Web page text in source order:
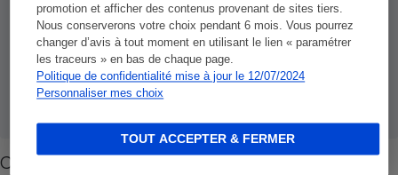
promotion et afficher des contenus provenant de sites tiers.
Nous conserverons votre choix pendant 6 mois. Vous pourrez
changer d’avis à tout moment en utilisant le lien « paramétrer
les traceurs » en bas de chaque page.
Politique de confidentialité mise à jour le 12/07/2024
Personnaliser mes choix
TOUT ACCEPTER & FERMER
Chocolat noir - On risque d'être en manque